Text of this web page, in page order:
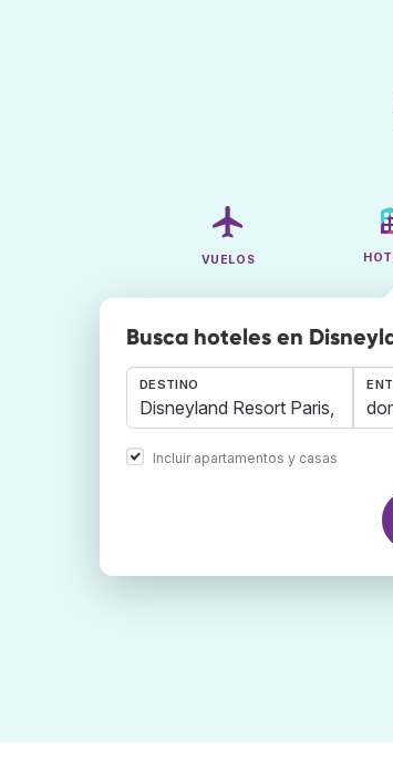
VUELOS
Busca hoteles en
DESTINO
Incluir apartamentos y casas